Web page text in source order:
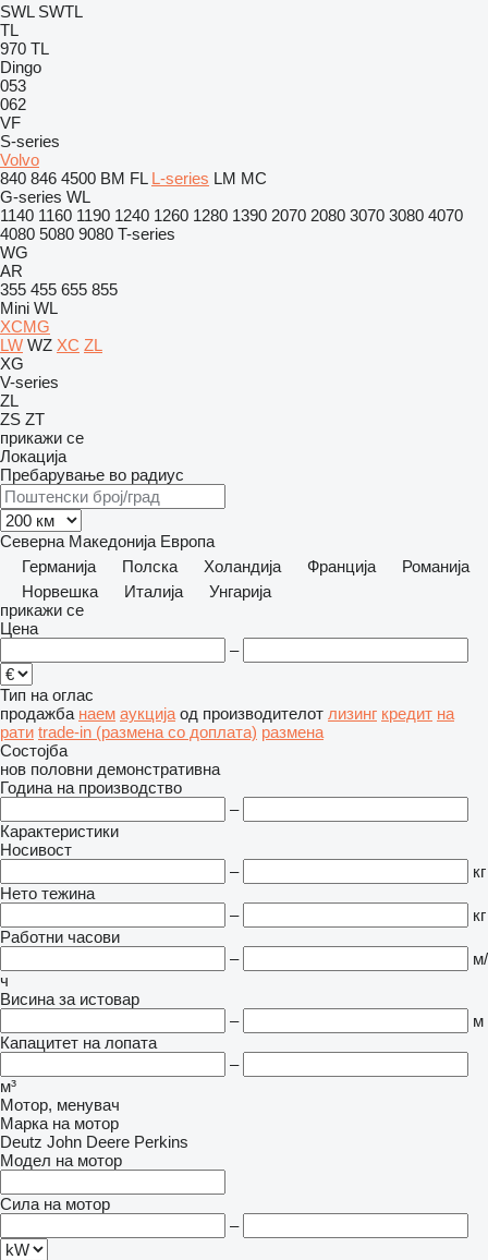
SWL SWTL
TL
970 TL
Dingo
053
062
VF
S-series
Volvo
840 846 4500 BM FL L-series LM MC
G-series WL
1140 1160 1190 1240 1260 1280 1390 2070 2080 3070 3080 4070
4080 5080 9080 T-series
WG
AR
355 455 655 855
Mini WL
XCMG
LW WZ XC ZL
XG
V-series
ZL
ZS ZT
прикажи се
Локација
Пребарување во радиус
Северна Македонија Европа
Германија
Полска Холандија Франција
Романија
Норвешка
Италија
Унгарија
прикажи се
Цена
–
Тип на оглас
продажба наем аукција од производителот лизинг кредит на
рати trade-in (размена со доплата) размена
Состојба
нов половни демонстративна
Година на производство
–
Карактеристики
Носивост
–
кг
Нето тежина
–
кг
Работни часови
–
м/
ч
Висина за истовар
–
м
Капацитет на лопата
–
м³
Мотор, менувач
Марка на мотор
Deutz John Deere Perkins
Модел на мотор
Сила на мотор
–